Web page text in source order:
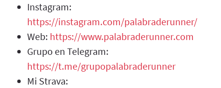
Instagram:
https://instagram.com/palabraderunner/
Web: https://www.palabraderunner.com
Grupo en Telegram:
https://t.me/grupopalabraderunner
Mi Strava: